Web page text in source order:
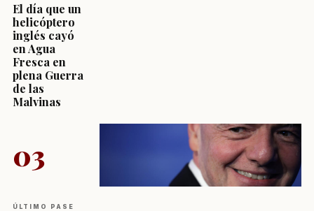
El día que un
helicóptero
inglés cayó
en Agua
Fresca en
plena Guerra
de las
Malvinas
03
ÚLTIMO PASE